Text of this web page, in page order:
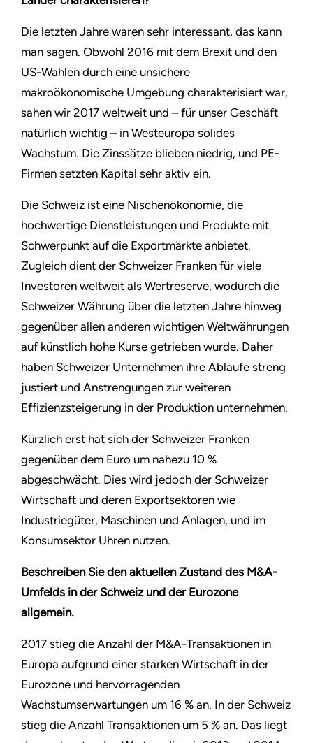
Die letzten Jahre waren sehr interessant, das kann
man sagen. Obwohl 2016 mit dem Brexit und den
US-Wahlen durch eine unsichere
makroökonomische Umgebung charakterisiert war,
sahen wir 2017 weltweit und – für unser Geschäft
natürlich wichtig – in Westeuropa solides
Wachstum. Die Zinssätze blieben niedrig, und PE-
Firmen setzten Kapital sehr aktiv ein.
Die Schweiz ist eine Nischenökonomie, die
hochwertige Dienstleistungen und Produkte mit
Schwerpunkt auf die Exportmärkte anbietet.
Zugleich dient der Schweizer Franken für viele
Investoren weltweit als Wertreserve, wodurch die
Schweizer Währung über die letzten Jahre hinweg
gegenüber allen anderen wichtigen Weltwährungen
auf künstlich hohe Kurse getrieben wurde. Daher
haben Schweizer Unternehmen ihre Abläufe streng
justiert und Anstrengungen zur weiteren
Effizienzsteigerung in der Produktion unternehmen.
Kürzlich erst hat sich der Schweizer Franken
gegenüber dem Euro um nahezu 10 %
abgeschwächt. Dies wird jedoch der Schweizer
Wirtschaft und deren Exportsektoren wie
Industriegüter, Maschinen und Anlagen, und im
Konsumsektor Uhren nutzen.
Beschreiben Sie den aktuellen Zustand des M&A-
Umfelds in der Schweiz und der Eurozone
allgemein.
2017 stieg die Anzahl der M&A-Transaktionen in
Europa aufgrund einer starken Wirtschaft in der
Eurozone und hervorragenden
Wachstumserwartungen um 16 % an. In der Schweiz
stieg die Anzahl Transaktionen um 5 % an. Das liegt